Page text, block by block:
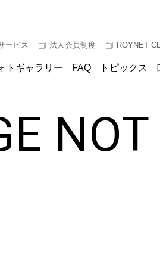
ービス 法人会員制度 ROYNET
トギャラリー FAQ トピックス
NOT